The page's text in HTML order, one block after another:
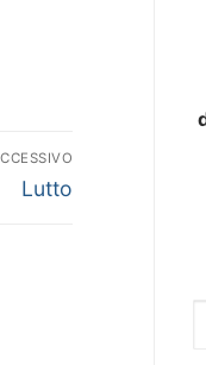
Articolo
Lutto